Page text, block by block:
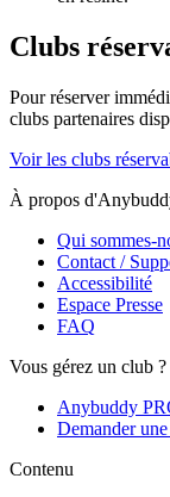
Clubs
Pour réserver
clubs partenaires
Voir les clubs
À propos
Qui sommes-
Contact /
Accessibilité
Espace Presse
FAQ
Vous gérez un club ?
Anybuddy
Demander
Contenu